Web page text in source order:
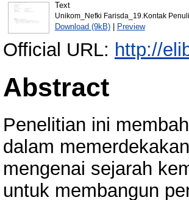
Text
Unikom_Nefki Farisda_19.Kontak
Download (9kB)| Preview
Official URL: http://
Abstract
Penelitian ini
dalam
mengenai sejarah
untuk membangun